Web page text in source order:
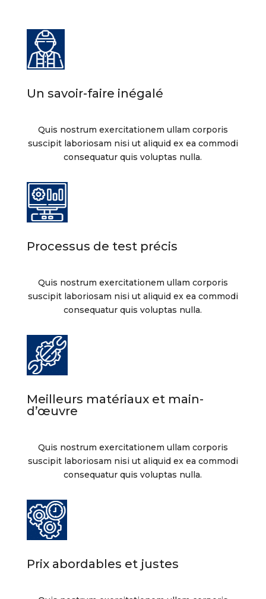
Un savoir-faire inégalé
Quis nostrum exercitationem ullam corporis
suscipit laboriosam nisi ut aliquid ex ea commodi
consequatur quis voluptas nulla.
Processus de test précis
Quis nostrum exercitationem ullam corporis
suscipit laboriosam nisi ut aliquid ex ea commodi
consequatur quis voluptas nulla.
Meilleurs matériaux et main-
d’œuvre
Quis nostrum exercitationem ullam corporis
suscipit laboriosam nisi ut aliquid ex ea commodi
consequatur quis voluptas nulla.
Prix abordables et justes